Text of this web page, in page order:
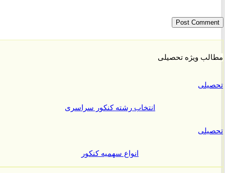
ویژه تحصیلی
انتخاب رشته کنکور سراسری
انواع سهمیه کنکور